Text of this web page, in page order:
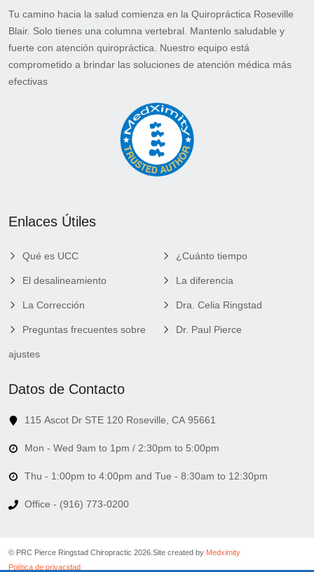
Tu camino hacia la salud comienza en la Quiropráctica Roseville
Blair. Solo tienes una columna vertebral. Mantenlo saludable y
fuerte con atención quiropráctica. Nuestro equipo está
comprometido a brindar las soluciones de atención médica más
efectivas
Enlaces Útiles
Qué es UCC
El desalineamiento
La Corrección
Preguntas frecuentes sobre
ajustes
¿Cuánto tiempo
La diferencia
Dra. Celia Ringstad
Dr. Paul Pierce
Datos de Contacto
115 Ascot Dr STE 120 Roseville, CA 95661
Mon - Wed 9am to 1pm / 2:30pm to 5:00pm
Thu - 1:00pm to 4:00pm and Tue - 8:30am to 12:30pm
Office - (916) 773-0200
© PRC Pierce Ringstad Chiropractic 2026. Site created by Medximity
Política de privacidad